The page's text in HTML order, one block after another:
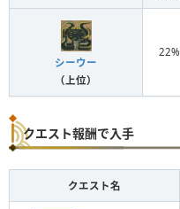
シーウー
（上位）
22%
クエスト報酬で入手
クエスト名